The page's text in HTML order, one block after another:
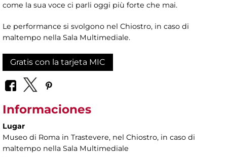
come la sua voce ci parli oggi più forte che mai.
Le performance si svolgono nel Chiostro, in caso di
maltempo nella Sala Multimediale.
Gratis con la tarjeta MIC
Informaciones
Lugar
Museo di Roma in Trastevere, nel Chiostro, in caso di
maltempo nella Sala Multimediale